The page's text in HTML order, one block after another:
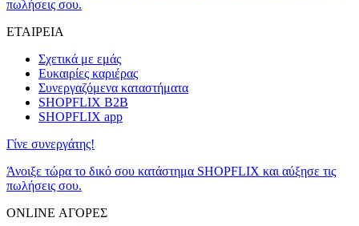
πωλήσεις σου.
ΕΤΑΙΡΕΙΑ
Σχετικά με εμάς
Ευκαιρίες καριέρας
Συνεργαζόμενα καταστήματα
SHOPFLIX B2B
SHOPFLIX app
Γίνε συνεργάτης!
Άνοιξε τώρα το δικό σου κατάστημα SHOPFLIX και αύξησε τις
πωλήσεις σου.
ONLINE ΑΓΟΡΕΣ